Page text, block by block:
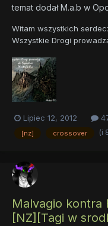
temat dodałM.a.b w
Witam wszystkich
Wszystkie Drogi
nagle bum! Piękna
tak, to na ile? Czy da s...
Lipiec 12, 2012
[nz] crossover (i
Malvagio kontra
[NZ][Tagi w